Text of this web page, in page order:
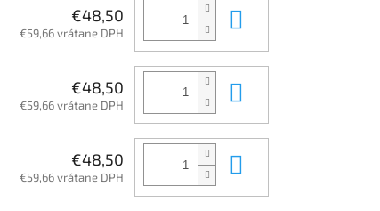
€48,50
€59,66 vrátane DPH
€48,50
€59,66 vrátane DPH
€48,50
€59,66 vrátane DPH